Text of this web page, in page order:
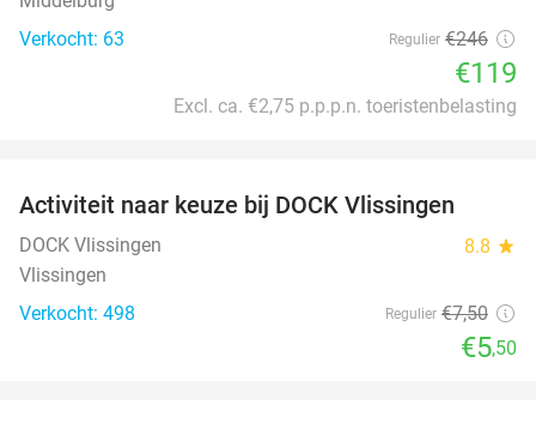
Verkocht: 63
Regulier €246
€119
Excl. ca. €2,75 p.p.p.n. toeristenbelasting
Activiteit naar keuze bij DOCK Vlissingen
DOCK Vlissingen 8.8 star
Vlissingen
Verkocht: 498
Regulier €7,50
€5,50